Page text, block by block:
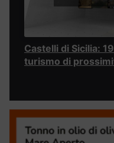
Castelli di Sicilia:
turismo di